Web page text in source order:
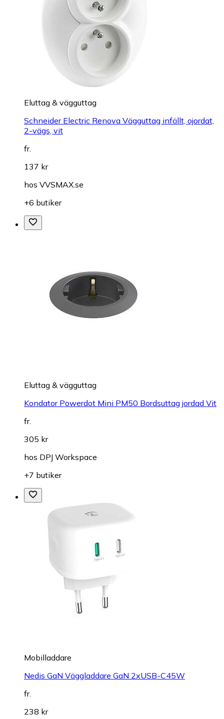
Eluttag & vägguttag
Schneider Electric Renova Vägguttag infällt, ojordat,
2-vägs, vit
fr.
137 kr
hos VVSMAX.se
+6 butiker
Eluttag & vägguttag
Kondator Powerdot Mini PM50 Bordsuttag jordad Vit
fr.
305 kr
hos DPJ Workspace
+7 butiker
Mobilladdare
Nedis GaN Väggladdare GaN 2xUSB-C45W
fr.
238 kr